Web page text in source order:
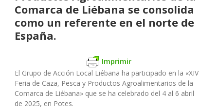
Comarca de Liébana se consolida
como un referente en el norte de
España.
Imprimir
El Grupo de Acción Local Liébana ha participado en la «XIV
Feria de Caza, Pesca y Productos Agroalimentarios de la
Comarca de Liébana» que se ha celebrado del 4 al 6 abril
de 2025, en Potes.